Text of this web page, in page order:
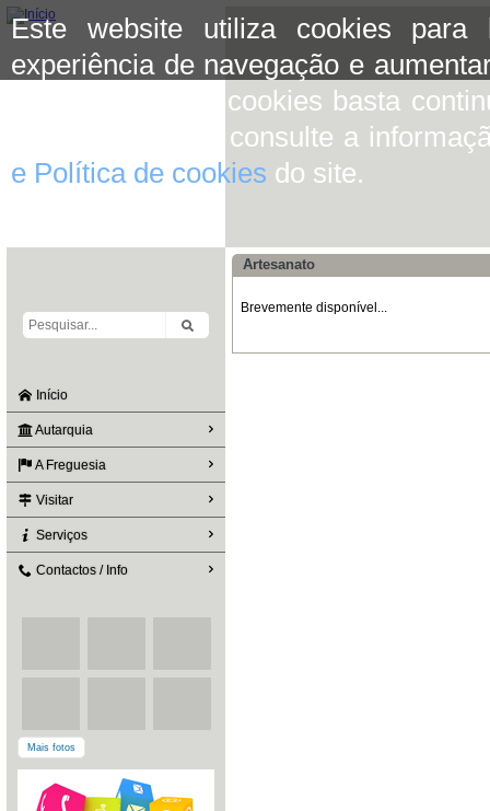
Este website utiliza cookies para
experiência de navegação e
aceitar o uso de cookies basta
mais informação consulte a
e Política de cookies do site.
Início
Autarquia
A Freguesia
Visitar
Serviços
Contactos / Info
Mais fotos
Artesanato
Brevemente disponível...